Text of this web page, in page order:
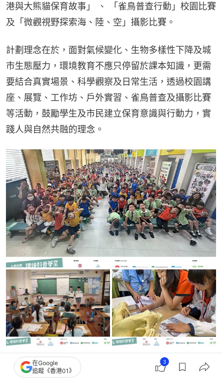
港與大熊貓保育故事」 、 「雀鳥普查行動」校園比賽
及「微觀視野探索海、陸、空」攝影比賽。
計劃理念在於，面對氣候變化、生物多樣性下降及城
市生態壓力，環境教育不應只停留於課本知識，更需
要結合真實場景、科學觀察及日常生活，透過校園講
座、展覽、工作坊、戶外實習、雀鳥普查及攝影比賽
等活動，鼓勵學生及市民建立保育意識與行動力，實
踐人與自然共融的理念。
在Google
追蹤《香港01》
3